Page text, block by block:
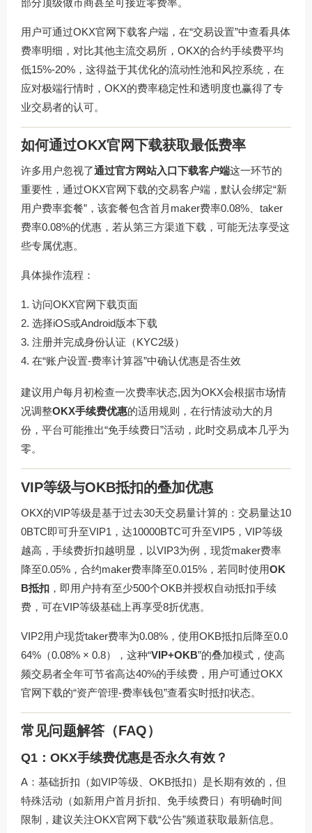
用户可通过OKX官网下载客户端，在“交易设置”中查看具体
费率明细，对比其他主流交易所，OKX的合约手续费平均
低15%-20%，这得益于其优化的流动性池和风控系统，在
应对极端行情时，OKX的费率稳定性和透明度也赢得了专
业交易者的认可。
如何通过OKX官网下载获取最低费率
许多用户忽视了通过官方网站入口下载客户端这一环节的
重要性，通过OKX官网下载的交易客户端，默认会绑定“新
用户费率套餐”，该套餐包含首月maker费率0.08%、taker
费率0.08%的优惠，若从第三方渠道下载，可能无法享受这
些专属优惠。
具体操作流程：
访问OKX官网下载页面
选择iOS或Android版本下载
注册并完成身份认证（KYC2级）
在“账户设置-费率计算器”中确认优惠是否生效
建议用户每月初检查一次费率状态,因为OKX会根据市场情
况调整OKX手续费优惠的适用规则，在行情波动大的月
份，平台可能推出“免手续费日”活动，此时交易成本几乎为
零。
VIP等级与OKB抵扣的叠加优惠
OKX的VIP等级是基于过去30天交易量计算的：交易量达10
0BTC即可升至VIP1，达10000BTC可升至VIP5，VIP等级
越高，手续费折扣越明显，以VIP3为例，现货maker费率
降至0.05%，合约maker费率降至0.015%，若同时使用OK
B抵扣 ，即用户持有至少500个OKB并授权自动抵扣手续
费，可在VIP等级基础上再享受8折优惠。
VIP2用户现货taker费率为0.08%，使用OKB抵扣后降至0.0
64%（0.08% × 0.8），这种“VIP+OKB”的叠加模式，使高
频交易者全年可节省高达40%的手续费，用户可通过OKX
官网下载的“资产管理-费率钱包”查看实时抵扣状态。
常见问题解答（FAQ）
Q1：OKX手续费优惠是否永久有效？
A：基础折扣（如VIP等级、OKB抵扣）是长期有效的，但
特殊活动（如新用户首月折扣、免手续费日）有明确时间
限制，建议关注OKX官网下载“公告”频道获取最新信息。